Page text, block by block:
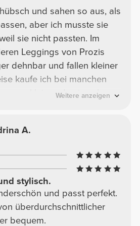
und sahen so aus, als
aber ich musste sie
sie nicht passten. Im
Leggings von Prozis
dehnbar und fallen kleiner
kaufe ich bei manchen
kleiner, da sie sehr
reichten nicht
Knie. Ich denke, wenn
Größe bestellt hätte, wären
etwas zu eng gewesen.
die übliche Größe oder
größer zu bestellen, wenn
Hüften hat. Was den
Weitere anzeigen
A.
stylisch.
und passt perfekt.
überdurchschnittlicher
bequem.